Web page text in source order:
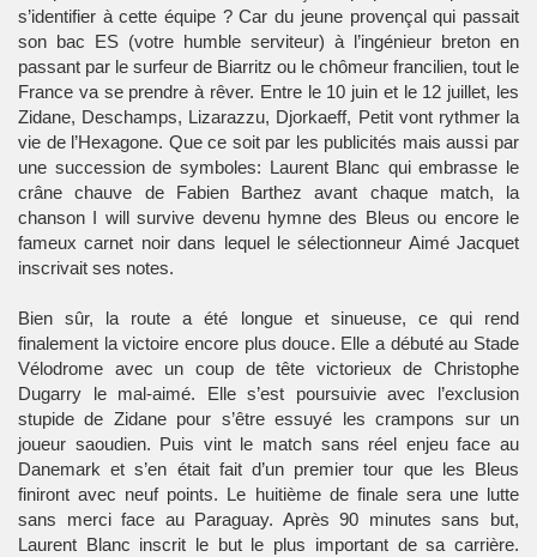
s’identifier à cette équipe ? Car du jeune provençal qui passait
son bac ES (votre humble serviteur) à l’ingénieur breton en
passant par le surfeur de Biarritz ou le chômeur francilien, tout le
France va se prendre à rêver. Entre le 10 juin et le 12 juillet, les
Zidane, Deschamps, Lizarazzu, Djorkaeff, Petit vont rythmer la
vie de l’Hexagone. Que ce soit par les publicités mais aussi par
une succession de symboles: Laurent Blanc qui embrasse le
crâne chauve de Fabien Barthez avant chaque match, la
chanson I will survive devenu hymne des Bleus ou encore le
fameux carnet noir dans lequel le sélectionneur Aimé Jacquet
inscrivait ses notes.
Bien sûr, la route a été longue et sinueuse, ce qui rend
finalement la victoire encore plus douce. Elle a débuté au Stade
Vélodrome avec un coup de tête victorieux de Christophe
Dugarry le mal-aimé. Elle s’est poursuivie avec l’exclusion
stupide de Zidane pour s’être essuyé les crampons sur un
joueur saoudien. Puis vint le match sans réel enjeu face au
Danemark et s’en était fait d’un premier tour que les Bleus
finiront avec neuf points. Le huitième de finale sera une lutte
sans merci face au Paraguay. Après 90 minutes sans but,
Laurent Blanc inscrit le but le plus important de sa carrière.